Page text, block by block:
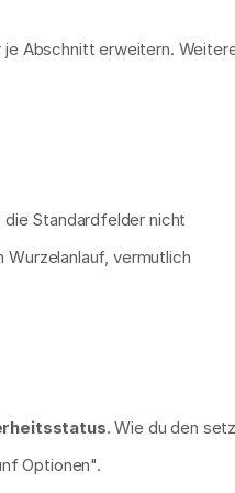
je Abschnitt erweitern.
Standardfelder nicht
Wurzelanlauf, vermutlich
. Wie du den
Optionen".